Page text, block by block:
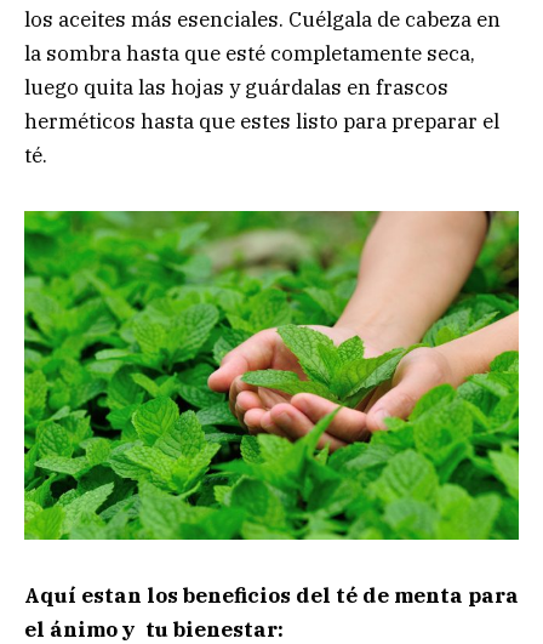
los aceites más esenciales. Cuélgala de cabeza en
la sombra hasta que esté completamente seca,
luego quita las hojas y guárdalas en frascos
herméticos hasta que estes listo para preparar el
té.
Aquí estan los beneficios del té de menta para
el ánimo y tu bienestar: